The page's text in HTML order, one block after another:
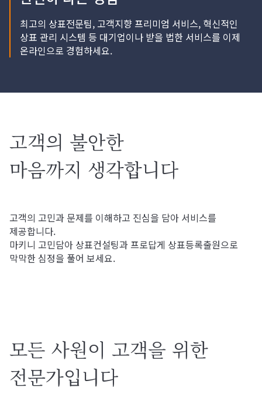
최고의 상표전문팀, 고객지향 프리미엄 서비스, 혁신적인
상표 관리 시스템 등 대기업이나 받을 법한 서비스를 이제
온라인으로 경험하세요.
고객의 불안한
마음까지 생각합니다
고객의 고민과 문제를 이해하고 진심을 담아 서비스를
제공합니다.
마키니 고민담아 상표컨설팅과 프로답게 상표등록출원으로
막막한 심정을 풀어 보세요.
모든 사원이 고객을 위한
전문가입니다